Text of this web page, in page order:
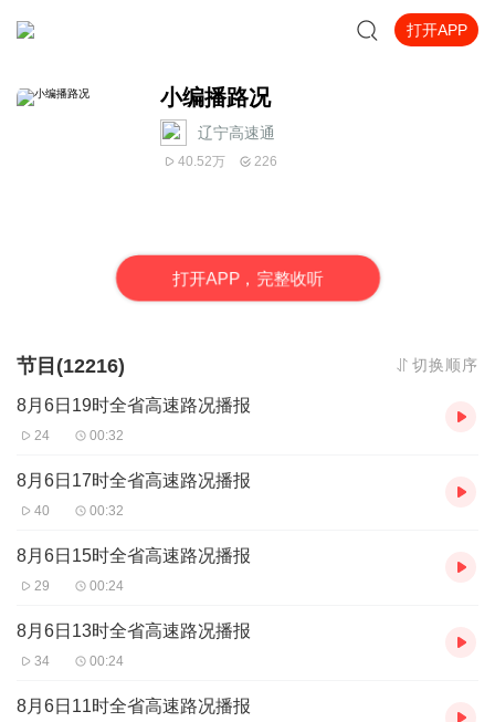
打开APP
小编播路况
辽宁高速通
40.52万 226
打开APP，完整收听
节目(12216) 切换顺序
8月6日19时全省高速路况播报
24 00:32
8月6日17时全省高速路况播报
40 00:32
8月6日15时全省高速路况播报
29 00:24
8月6日13时全省高速路况播报
34 00:24
8月6日11时全省高速路况播报